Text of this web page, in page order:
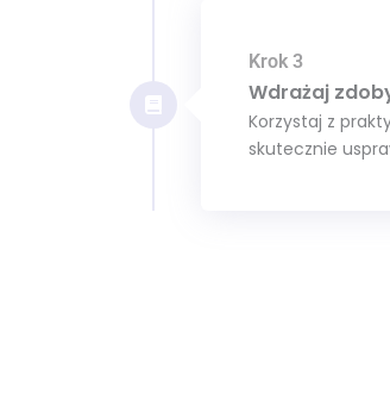
Krok 3
Wdrażaj
Korzystaj z
skutecznie